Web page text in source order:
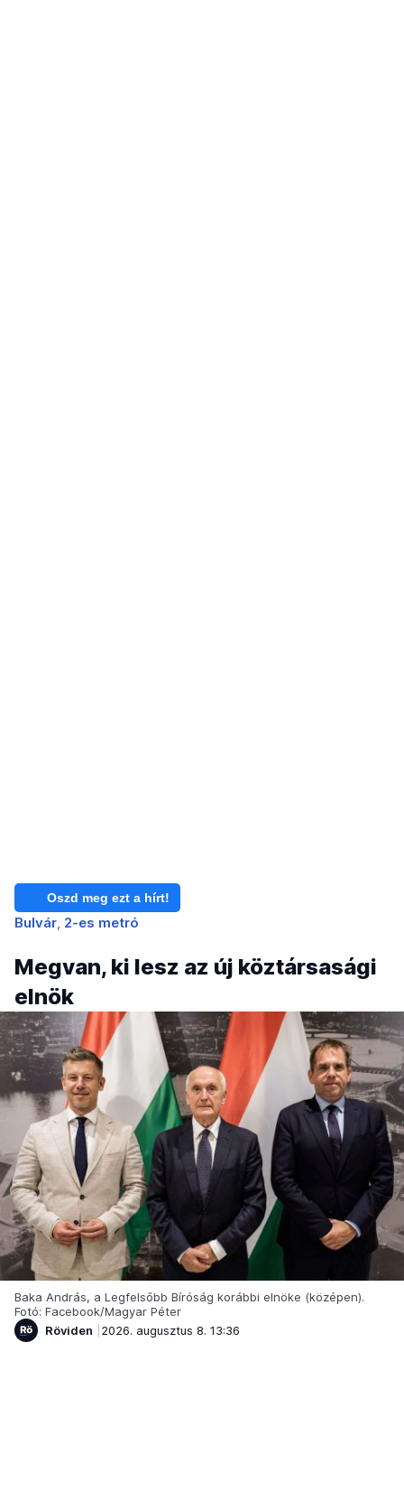
Oszd meg ezt a hírt!
Bulvár 2-es metró
Megvan, ki lesz az új köztársasági
elnök
Baka András, a Legfelsőbb Bíróság korábbi elnöke (középen).
Fotó: Facebook/Magyar Péter
Röviden
2026. augusztus 8. 13:36